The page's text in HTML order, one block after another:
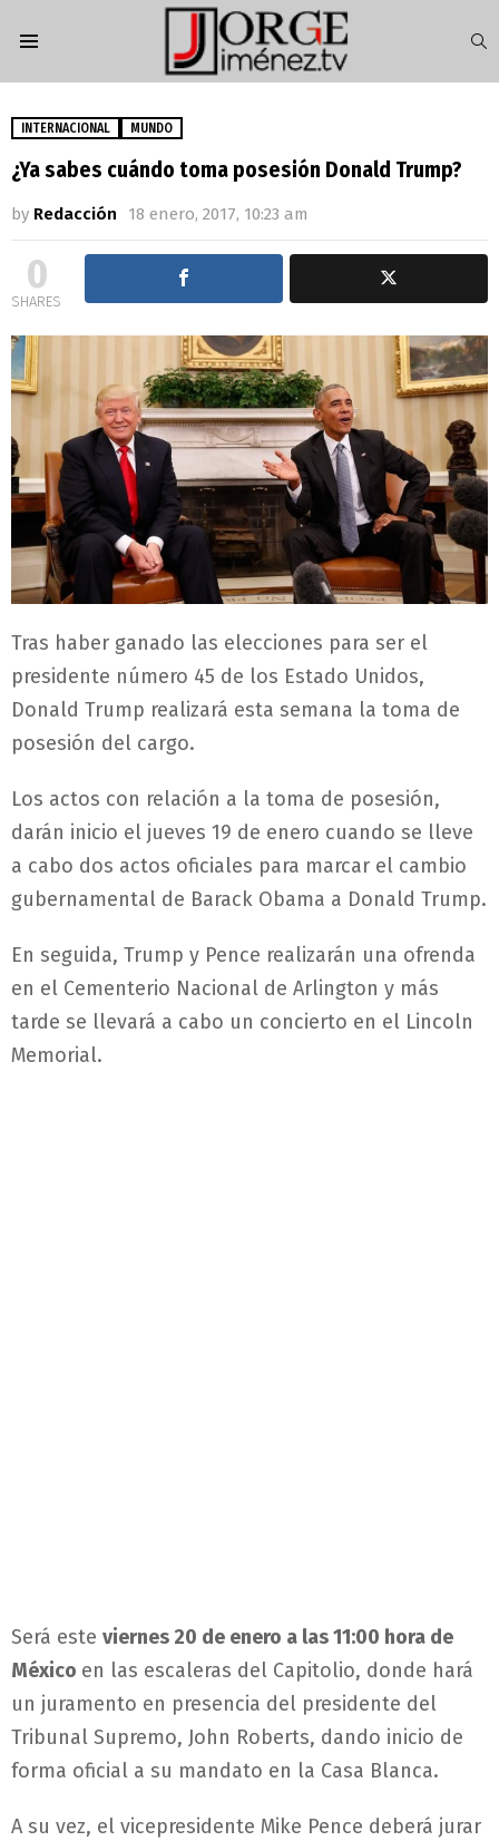
INTERNACIONAL MUNDO
¿Ya sabes cuándo toma posesión Donald Trump?
by Redacción 18 enero, 2017, 10:23 am
0
SHARES
Tras haber ganado las elecciones para ser el
presidente número 45 de los Estado Unidos,
Donald Trump realizará esta semana la toma de
posesión del cargo.
Los actos con relación a la toma de posesión,
darán inicio el jueves 19 de enero cuando se lleve
a cabo dos actos oficiales para marcar el cambio
gubernamental de Barack Obama a Donald Trump.
En seguida, Trump y Pence realizarán una ofrenda
en el Cementerio Nacional de Arlington y más
tarde se llevará a cabo un concierto en el Lincoln
Memorial.
Será este viernes 20 de enero a las 11:00 hora de
México en las escaleras del Capitolio, donde hará
un juramento en presencia del presidente del
Tribunal Supremo, John Roberts, dando inicio de
forma oficial a su mandato en la Casa Blanca.
A su vez, el vicepresidente Mike Pence deberá jurar